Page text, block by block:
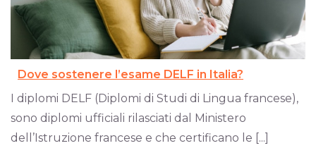
Dove sostenere l’esame DELF in Italia?
I diplomi DELF (Diplomi di Studi di Lingua francese),
sono diplomi ufficiali rilasciati dal Ministero
dell’Istruzione francese e che certificano le [...]